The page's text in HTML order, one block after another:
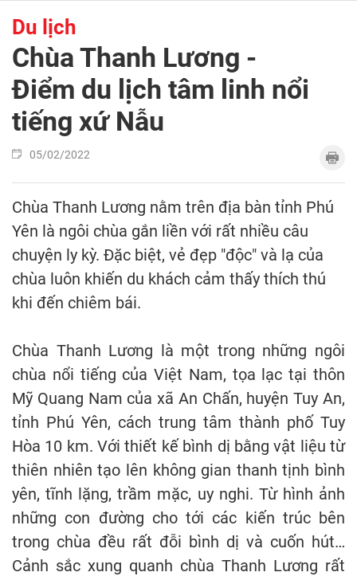
Du lịch
Chùa Thanh Lương -
Điểm du lịch tâm linh nổi
tiếng xứ Nẫu
05/02/2022
Chùa Thanh Lương nằm trên địa bàn tỉnh Phú
Yên là ngôi chùa gắn liền với rất nhiều câu
chuyện ly kỳ. Đặc biệt, vẻ đẹp "độc" và lạ của
chùa luôn khiến du khách cảm thấy thích thú
khi đến chiêm bái.
Chùa Thanh Lương là một trong những ngôi
chùa nổi tiếng của Việt Nam, tọa lạc tại thôn
Mỹ Quang Nam của xã An Chấn, huyện Tuy An,
tỉnh Phú Yên, cách trung tâm thành phố Tuy
Hòa 10 km. Với thiết kế bình dị bằng vật liệu từ
thiên nhiên tạo lên không gian thanh tịnh bình
yên, tĩnh lặng, trầm mặc, uy nghi. Từ hình ảnh
những con đường cho tới các kiến trúc bên
trong chùa đều rất đỗi bình dị và cuốn hút…
Cảnh sắc xung quanh chùa Thanh Lương rất